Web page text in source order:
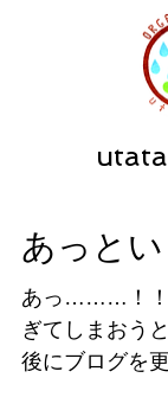
あっと
あっ………！！
ぎてしまおう
後にブログを